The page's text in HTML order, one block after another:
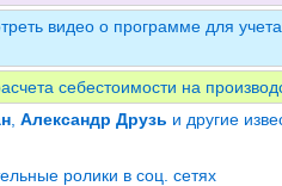
видео о программе для
себестоимости на
Александр Друзь и другие
ролики в соц. сетях